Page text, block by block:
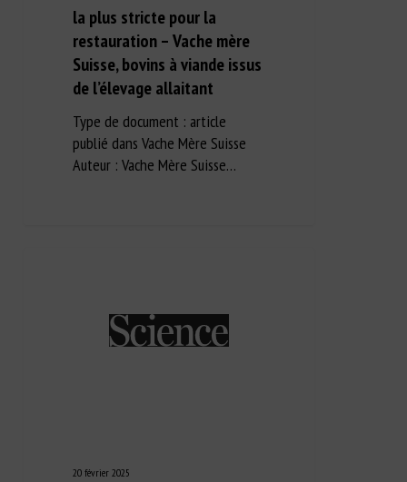
la plus stricte pour la
restauration – Vache mère
Suisse, bovins à viande issus
de l’élevage allaitant
Type de document : article
publié dans Vache Mère Suisse
Auteur : Vache Mère Suisse…
20 février 2025